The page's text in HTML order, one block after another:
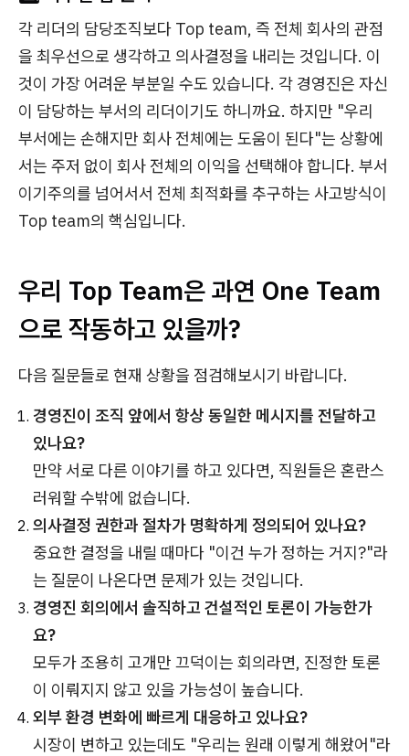
각 리더의 담당조직보다 Top team, 즉 전체 회사의 관점
을 최우선으로 생각하고 의사결정을 내리는 것입니다. 이
것이 가장 어려운 부분일 수도 있습니다. 각 경영진은 자신
이 담당하는 부서의 리더이기도 하니까요. 하지만 "우리
부서에는 손해지만 회사 전체에는 도움이 된다"는 상황에
서는 주저 없이 회사 전체의 이익을 선택해야 합니다. 부서
이기주의를 넘어서서 전체 최적화를 추구하는 사고방식이
Top team의 핵심입니다.
우리 Top Team은 과연 One Team
으로 작동하고 있을까?
다음 질문들로 현재 상황을 점검해보시기 바랍니다.
경영진이 조직 앞에서 항상 동일한 메시지를 전달하고
있나요?
만약 서로 다른 이야기를 하고 있다면, 직원들은 혼란스
러워할 수밖에 없습니다.
의사결정 권한과 절차가 명확하게 정의되어 있나요?
중요한 결정을 내릴 때마다 "이건 누가 정하는 거지?"라
는 질문이 나온다면 문제가 있는 것입니다.
경영진 회의에서 솔직하고 건설적인 토론이 가능한가
요?
모두가 조용히 고개만 끄덕이는 회의라면, 진정한 토론
이 이뤄지지 않고 있을 가능성이 높습니다.
외부 환경 변화에 빠르게 대응하고 있나요?
시장이 변하고 있는데도 "우리는 원래 이렇게 해왔어"라